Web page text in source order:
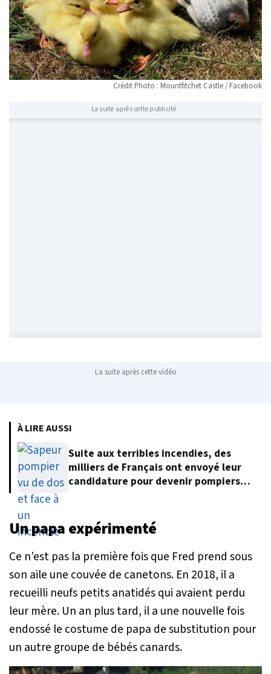
Crédit Photo : Mountfitchet Castle / Facebook
La suite après cette publicité
La suite après cette vidéo
À LIRE AUSSI
Suite aux terribles incendies, des
milliers de Français ont envoyé leur
candidature pour devenir pompiers
Un papa expérimenté
Ce n’est pas la première fois que Fred prend sous
son aile une couvée de canetons. En 2018, il a
recueilli neufs petits anatidés qui avaient perdu
leur mère. Un an plus tard, il a une nouvelle fois
endossé le costume de papa de substitution pour
un autre groupe de bébés canards.